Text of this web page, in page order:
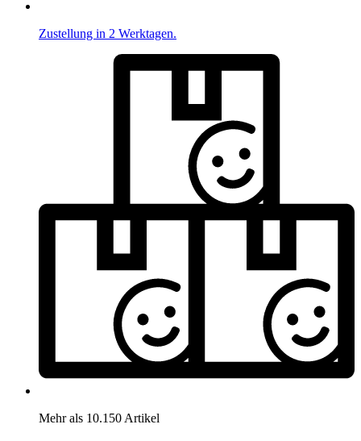
Zustellung in 2 Werktagen.
Mehr als 10.150 Artikel